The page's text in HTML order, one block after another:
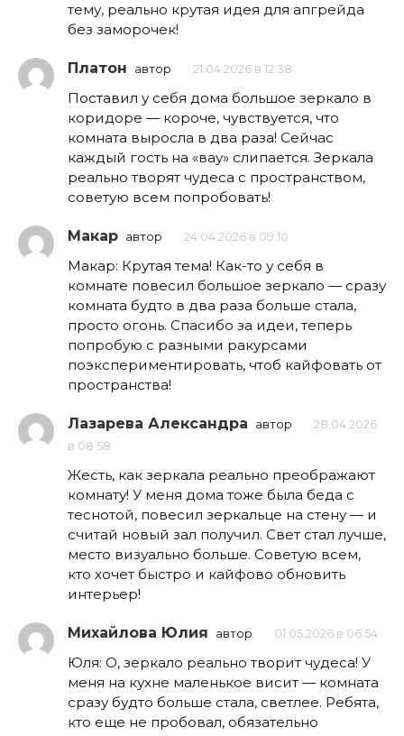
тему, реально крутая идея для апгрейда
без заморочек!
Платон автор 21.04.2026 в 12:38
Поставил у себя дома большое зеркало в
коридоре — короче, чувствуется, что
комната выросла в два раза! Сейчас
каждый гость на «вау» слипается. Зеркала
реально творят чудеса с пространством,
советую всем попробовать!
Макар автор 24.04.2026 в 09:10
Макар: Крутая тема! Как-то у себя в
комнате повесил большое зеркало — сразу
комната будто в два раза больше стала,
просто огонь. Спасибо за идеи, теперь
попробую с разными ракурсами
поэкспериментировать, чтоб кайфовать от
пространства!
Лазарева Александра автор
28.04.2026
в 08:58
Жесть, как зеркала реально преображают
комнату! У меня дома тоже была беда с
теснотой, повесил зеркальце на стену — и
считай новый зал получил. Свет стал лучше,
место визуально больше. Советую всем,
кто хочет быстро и кайфово обновить
интерьер!
Михайлова Юлия автор 01.05.2026 в 06:54
Юля: О, зеркало реально творит чудеса! У
меня на кухне маленькое висит — комната
сразу будто больше стала, светлее. Ребята,
кто еще не пробовал, обязательно